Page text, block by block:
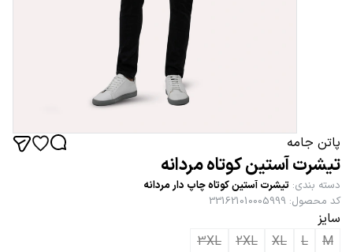
پاتن جامه
تیشرت آستین کوتاه مردانه
دسته بندی: تیشرت آستین کوتاه چاپ دار مردانه
کد محصول:
331621010005999
سایز
M
L
XL
2XL
3XL